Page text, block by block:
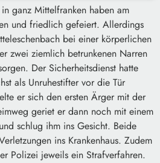
in ganz Mittelfranken haben am
und friedlich gefeiert. Allerdings
bei einer körperlichen
zwei ziemlich betrunkenen Narren
Der Sicherheitsdienst hatte
als Unruhestifter vor die Tür
er sich den ersten Ärger mit der
geriet er dann noch mit einem
schlug ihm ins Gesicht. Beide
ins Krankenhaus. Zudem
Polizei jeweils ein Strafverfahren.